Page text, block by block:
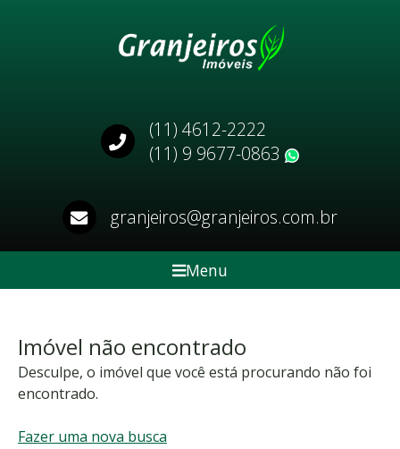
(11) 4612-2222
(11) 9 9677-0863
granjeiros@granjeiros.com.br
Menu
Imóvel não encontrado
Desculpe, o imóvel que você está procurando não foi
encontrado.
Fazer uma nova busca